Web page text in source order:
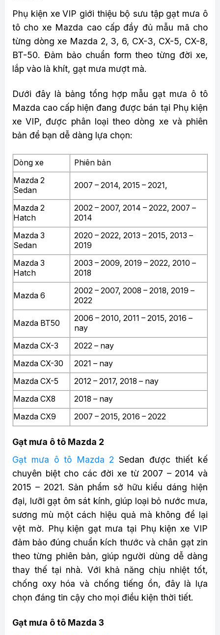
Phụ kiện xe VIP giới thiệu bộ sưu tập gạt mưa ô
tô cho xe Mazda cao cấp đầy đủ mẫu mã cho
từng dòng xe Mazda 2, 3, 6, CX-3, CX-5, CX-8,
BT-50. Đảm bảo chuẩn form theo từng đời xe,
lắp vào là khít, gạt mưa mượt mà.
Dưới đây là bảng tổng hợp mẫu gạt mưa ô tô
Mazda cao cấp hiện đang được bán tại Phụ kiện
xe VIP, được phân loại theo dòng xe và phiên
bản để bạn dễ dàng lựa chọn:
Dòng xe
Phiên bản
Mazda 2
Sedan
2007 – 2014, 2015 – 2021,
Mazda 2
Hatch
2002 – 2007, 2014 – 2022, 2007 –
2014
Mazda 3
Sedan
2020 – 2022, 2013 – 2015, 2013 –
2019
Mazda 3
Hatch
2003 – 2009, 2019 – 2022, 2010 –
2018
Mazda 6
2002 – 2007, 2008 – 2018, 2019 –
2022
Mazda BT50
2006 – 2010, 2011 – 2015, 2016 –
nay
Mazda CX-3
2022 – nay
Mazda CX-30
2021 – nay
Mazda CX-5
2012 – 2017, 2018 – nay
Mazda CX8
2018 – nay
Mazda CX9
2007 – 2015, 2016 – 2022
Gạt mưa ô tô Mazda 2
Gạt mưa ô tô Mazda 2 Sedan được thiết kế
chuyên biệt cho các đời xe từ 2007 – 2014 và
2015 – 2021. Sản phẩm sở hữu kiểu dáng hiện
đại, lưỡi gạt ôm sát kính, giúp loại bỏ nước mưa,
sương mù một cách hiệu quả mà không để lại
vệt mờ. Phụ kiện gạt mưa tại Phụ kiện xe VIP
đảm bảo đúng chuẩn kích thước và chân gạt zin
theo từng phiên bản, giúp người dùng dễ dàng
thay thế tại nhà. Với khả năng chịu nhiệt tốt,
chống oxy hóa và chống tiếng ồn, đây là lựa
chọn đáng tin cậy cho mọi điều kiện thời tiết.
Gạt mưa ô tô Mazda 3